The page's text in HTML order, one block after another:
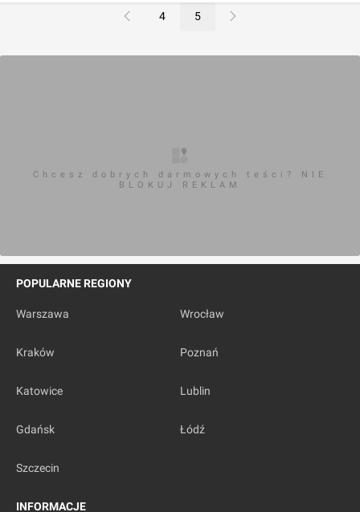
4 5
Chcesz dobrych darmowych teści? NIE
BLOKUJ REKLAM
POPULARNE REGIONY
Warszawa Wrocław
Kraków Poznań
Katowice Lublin
Gdańsk Łódź
Szczecin
INFORMACJE